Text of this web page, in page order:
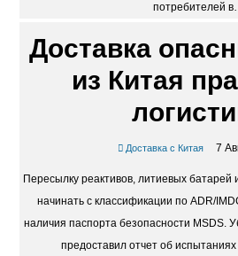
потребителей
Доставка
из Китая
Доставка с Китая 7
Пересылку реактивов, литиевых батарей
начинать с классификации по ADR/
наличия паспорта безопасности MSDS.
предоставил отчет об